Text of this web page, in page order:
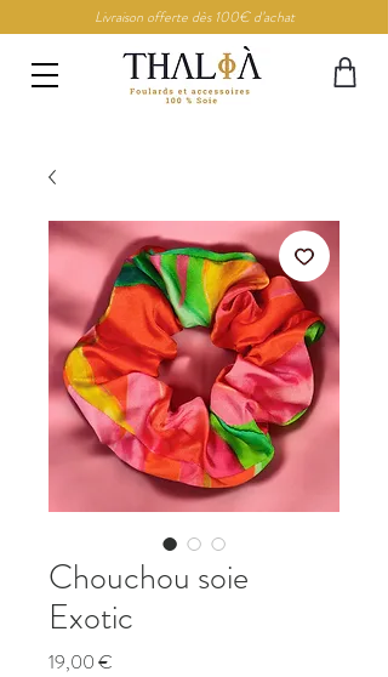
Livraison offerte dès 100€ d’achat
Chouchou soie
Exotic
19,00 €